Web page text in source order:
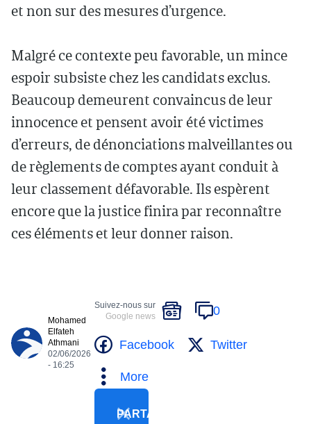
et non sur des mesures d’urgence.
Malgré ce contexte peu favorable, un mince
espoir subsiste chez les candidats exclus.
Beaucoup demeurent convaincus de leur
innocence et pensent avoir été victimes
d’erreurs, de dénonciations malveillantes ou
de règlements de comptes ayant conduit à
leur classement défavorable. Ils espèrent
encore que la justice finira par reconnaître
ces éléments et leur donner raison.
Mohamed
Elfateh
Athmani
02/06/2026
- 16:25
Suivez-nous sur
Google news
0
Facebook Twitter
More
PARTAGER